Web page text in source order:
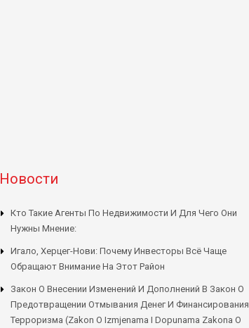
Новости
Кто Такие Агенты По Недвижимости И Для Чего Они
Нужны Мнение:
Игало, Херцег-Нови: Почему Инвесторы Всё Чаще
Обращают Внимание На Этот Район
Закон О Внесении Изменений И Дополнений В Закон О
Предотвращении Отмывания Денег И Финансирования
Терроризма (Zakon O Izmjenama I Dopunama Zakona O